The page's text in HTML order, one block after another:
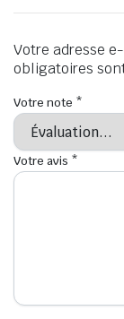
Votre adresse
obligatoires
Votre note *
Votre avis *